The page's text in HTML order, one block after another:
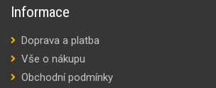
Informace
Doprava a platba
Vše o nákupu
Obchodní podmínky